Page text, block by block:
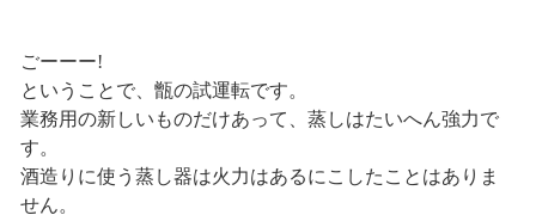
ごーーー!
ということで、甑の試運転です。
業務用の新しいものだけあって、蒸しはたいへん強力で
す。
酒造りに使う蒸し器は火力はあるにこしたことはありま
せん。